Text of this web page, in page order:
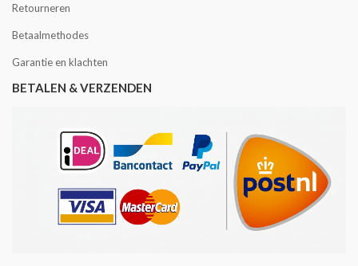
Retourneren
Betaalmethodes
Garantie en klachten
BETALEN & VERZENDEN